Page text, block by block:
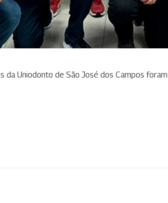
da Uniodonto de São José dos Campos